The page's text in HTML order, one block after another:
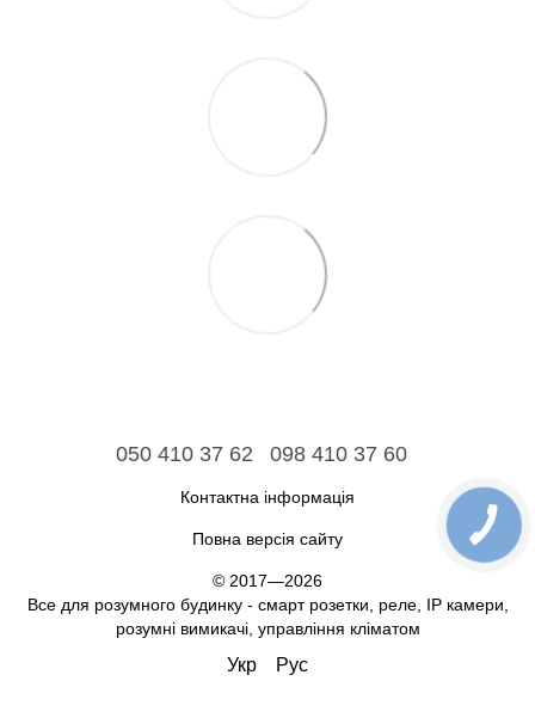
050 410 37 62 098 410 37 60
Контактна інформація
Повна версія сайту
© 2017—2026
Все для розумного будинку - смарт розетки, реле, IP камери,
розумні вимикачі, управління кліматом
Укр Рус